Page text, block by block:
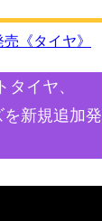
売《タイヤ》
イヤ、
新規追加発